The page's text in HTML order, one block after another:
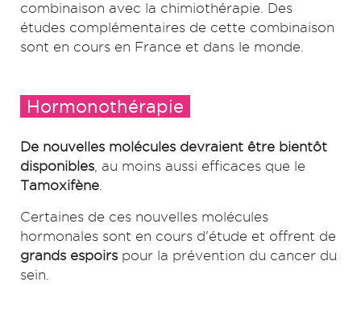
combinaison avec la chimiothérapie. Des
études complémentaires de cette combinaison
sont en cours en France et dans le monde.
Hormonothérapie
De nouvelles molécules devraient être bientôt
disponibles , au moins aussi efficaces que le
Tamoxifène
Certaines de ces nouvelles molécules
hormonales sont en cours d'étude et offrent de
grands espoirs pour la prévention du cancer du
sein.